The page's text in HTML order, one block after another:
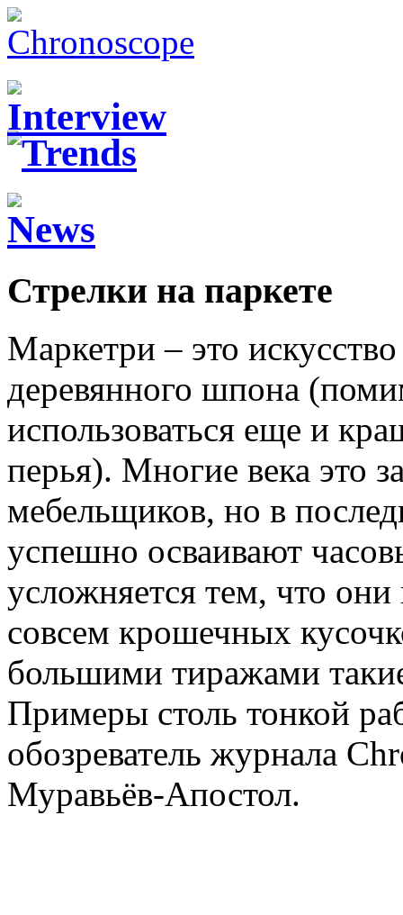
Стрелки на паркете
Маркетри – это
деревянного шпона
использоваться еще и
перья). Многие века это
мебельщиков, но в
успешно осваивают
усложняется тем, что
совсем крошечных
большими тиражами
Примеры столь тонкой
обозреватель журнала
Муравьёв-Апостол.